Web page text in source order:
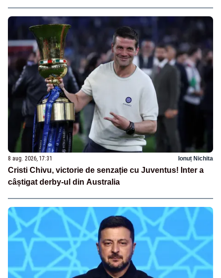
8 aug. 2026, 17:31 Ionuț Nichita
Cristi Chivu, victorie de senzație cu Juventus! Inter a
câștigat derby-ul din Australia